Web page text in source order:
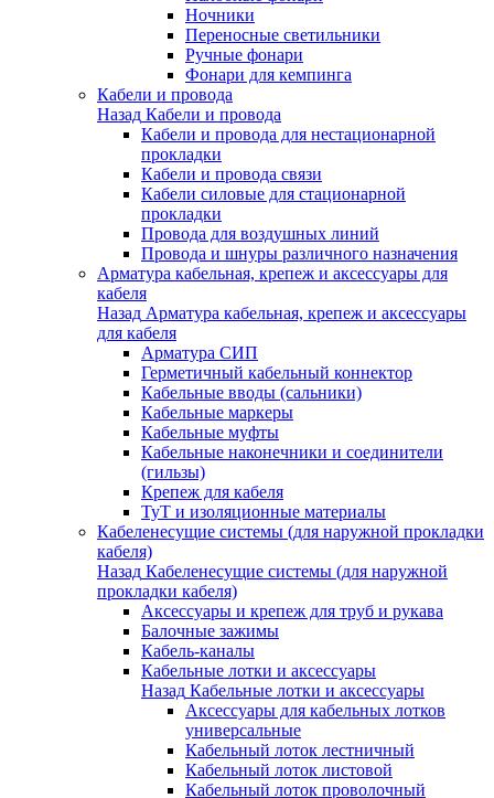
Ночники
Переносные светильники
Ручные фонари
Фонари для кемпинга
Кабели и провода
Назад Кабели и провода
Кабели и провода для нестационарной
прокладки
Кабели и провода связи
Кабели силовые для стационарной
прокладки
Провода для воздушных линий
Провода и шнуры различного назначения
Арматура кабельная, крепеж и аксессуары для
кабеля
Назад Арматура кабельная, крепеж и аксессуары
для кабеля
Арматура СИП
Герметичный кабельный коннектор
Кабельные вводы (сальники)
Кабельные маркеры
Кабельные муфты
Кабельные наконечники и соединители
(гильзы)
Крепеж для кабеля
ТуТ и изоляционные материалы
Кабеленесущие системы (для наружной прокладки
кабеля)
Назад Кабеленесущие системы (для наружной
прокладки кабеля)
Аксессуары и крепеж для труб и рукава
Балочные зажимы
Кабель-каналы
Кабельные лотки и аксессуары
Назад Кабельные лотки и аксессуары
Аксессуары для кабельных лотков
универсальные
Кабельный лоток лестничный
Кабельный лоток листовой
Кабельный лоток проволочный